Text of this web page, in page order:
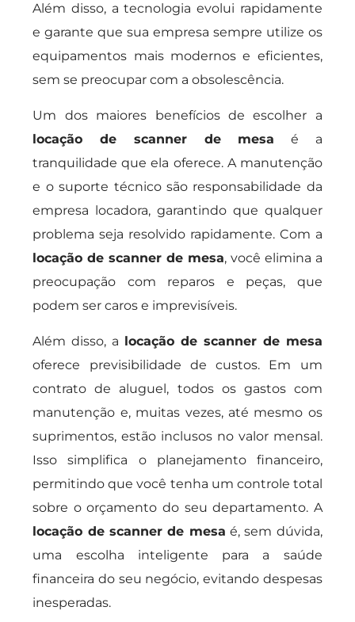
Além disso, a tecnologia evolui rapidamente
e garante que sua empresa sempre utilize os
equipamentos mais modernos e eficientes,
sem se preocupar com a obsolescência.
Um dos maiores benefícios de escolher a
locação de scanner de mesa é a
tranquilidade que ela oferece. A manutenção
e o suporte técnico são responsabilidade da
empresa locadora, garantindo que qualquer
problema seja resolvido rapidamente. Com a
locação de scanner de mesa, você elimina a
preocupação com reparos e peças, que
podem ser caros e imprevisíveis.
Além disso, a locação de scanner de mesa
oferece previsibilidade de custos. Em um
contrato de aluguel, todos os gastos com
manutenção e, muitas vezes, até mesmo os
suprimentos, estão inclusos no valor mensal.
Isso simplifica o planejamento financeiro,
permitindo que você tenha um controle total
sobre o orçamento do seu departamento. A
locação de scanner de mesa é, sem dúvida,
uma escolha inteligente para a saúde
financeira do seu negócio, evitando despesas
inesperadas.